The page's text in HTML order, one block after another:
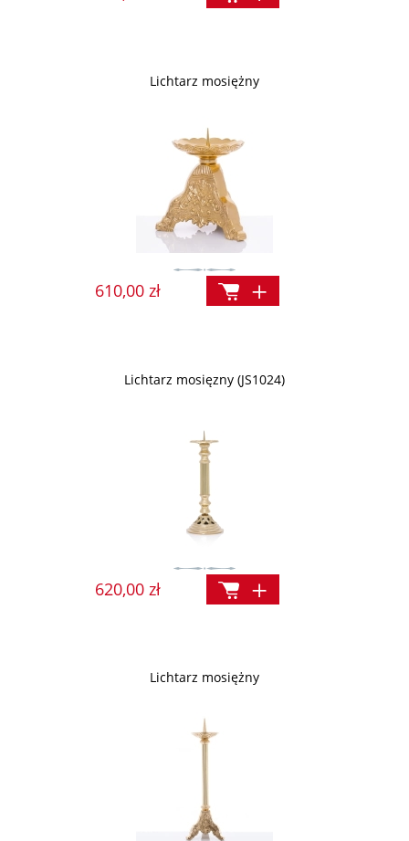
Lichtarz mosiężny
610,00 zł
Lichtarz mosięzny (JS1024)
620,00 zł
Lichtarz mosiężny